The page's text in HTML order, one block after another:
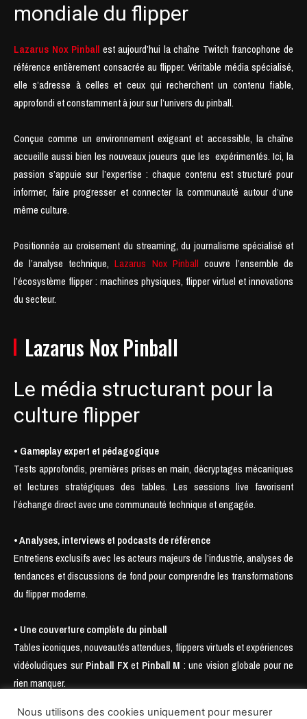
mondiale du flipper
Lazarus Nox Pinball est aujourd’hui la chaîne Twitch francophone de
référence entièrement consacrée au flipper. Véritable média spécialisé,
elle s’adresse à celles et ceux qui recherchent un contenu fiable,
approfondi et constamment à jour sur l’univers du pinball.
Conçue comme un environnement exigeant et accessible, la chaîne
accueille aussi bien les nouveaux joueurs que les expérimentés. Ici, la
passion s’appuie sur l’expertise : chaque contenu est structuré pour
informer, faire progresser et connecter la communauté autour d’une
même culture.
Positionnée au croisement du streaming, du journalisme spécialisé et
de l’analyse technique,Lazarus Nox Pinball couvre l’ensemble de
l’écosystème flipper : machines physiques, flipper virtuel et innovations
du secteur.
Lazarus Nox Pinball
Le média structurant pour la
culture flipper
• Gameplay expert et pédagogique
Tests approfondis, premières prises en main, décryptages mécaniques
et lectures stratégiques des tables. Les sessions live favorisent
l’échange direct avec une communauté technique et engagée.
• Analyses, interviews et podcasts de référence
Entretiens exclusifs avec les acteurs majeurs de l’industrie, analyses de
tendances et discussions de fond pour comprendre les transformations
du flipper moderne.
• Une couverture complète du pinball
Tables iconiques, nouveautés attendues, flippers virtuels et expériences
vidéoludiques sur Pinball FXet Pinball M : une vision globale pour ne
rien manquer.
Nous utilisons des cookies uniquement pour mesurer